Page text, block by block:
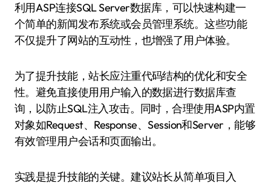
利用ASP连接SQL Server数据库，可以快速构建一
个简单的新闻发布系统或会员管理系统。这些功能
不仅提升了网站的互动性，也增强了用户体验。
为了提升技能，站长应注重代码结构的优化和安全
性。避免直接使用用户输入的数据进行数据库查
询，以防止SQL注入攻击。同时，合理使用ASP内置
对象如Request、Response、Session和Server，能够
有效管理用户会话和页面输出。
实践是提升技能的关键。建议站长从简单项目入